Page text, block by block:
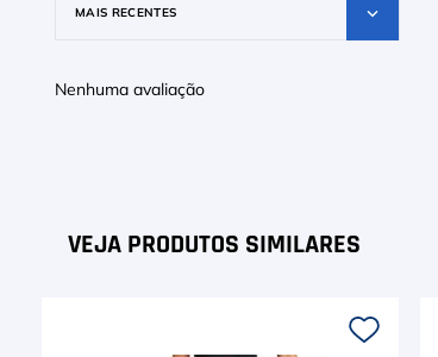
MAIS RECENTES
Nenhuma avaliação